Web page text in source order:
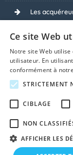
Les
signature du
Je vends
Je vends ma
©
Ce site Web
Notre site Web
utilisateur. En
conformément à
STRICTEMENT
CIBLAGE
NON
AFFICHER LES